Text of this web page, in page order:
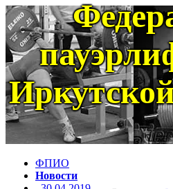
ФПИО
Новости